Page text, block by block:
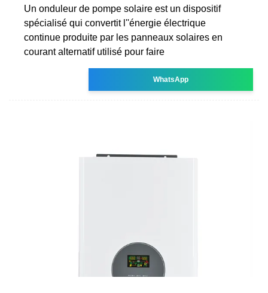
Un onduleur de pompe solaire est un dispositif
spécialisé qui convertit l''énergie électrique
continue produite par les panneaux solaires en
courant alternatif utilisé pour faire
WhatsApp